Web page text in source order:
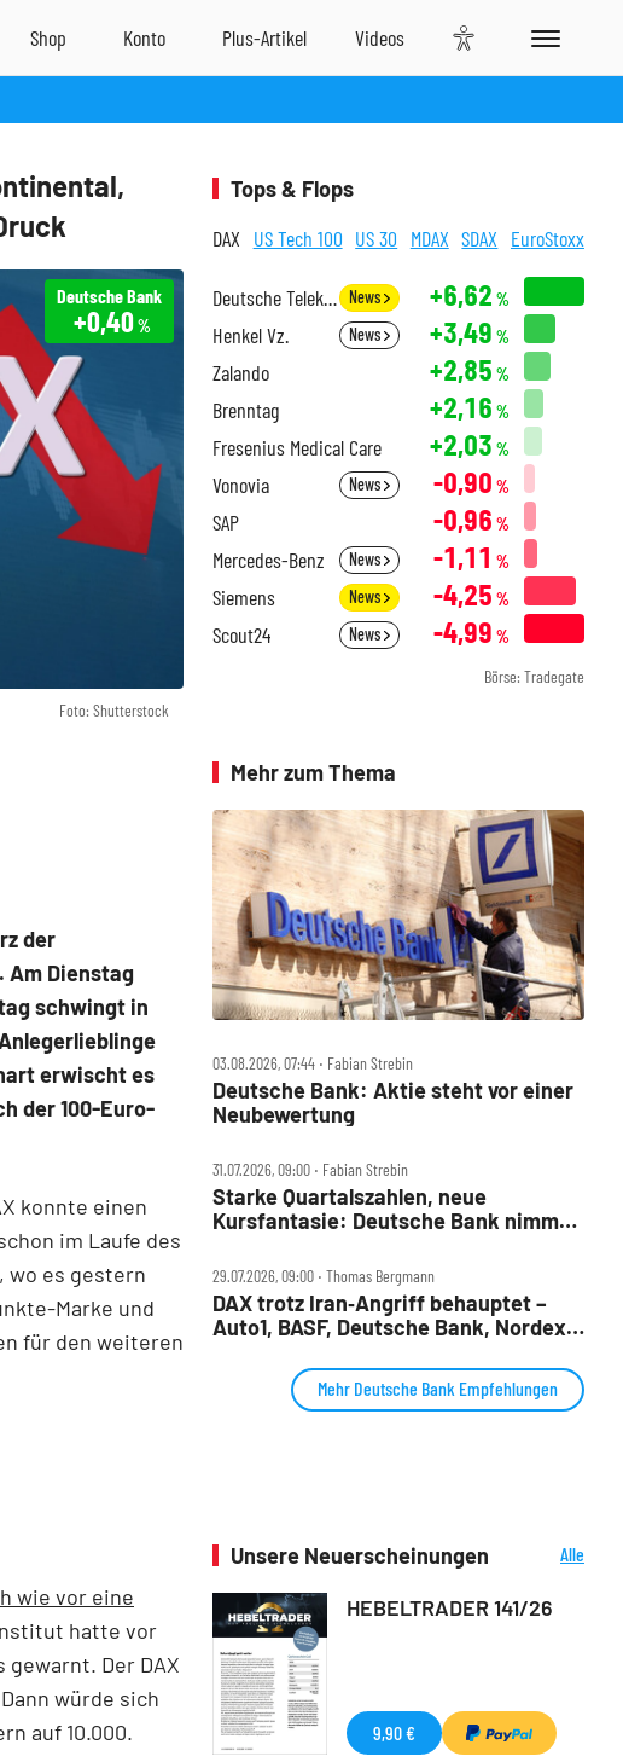
Foto: Shutterstock
Deutsche Bank
+0,40 %
der
Am Dienstag
schwingt in
erwischt es
der 100-Euro-
konnte einen
im Laufe des
wo es gestern
Marke und
für den weiteren
wie vor eine
hatte vor
Der DAX
würde sich
auf 10.000.
Tops & Flops
DAX US Tech 100 US 30 MDAX SDAX EuroStoxx
Deutsche Telekom News +6,62 %
Henkel Vz. News +3,49 %
Zalando +2,85 %
Brenntag +2,16 %
Fresenius Medical Care +2,03 %
Vonovia News -0,90 %
SAP -0,96 %
Mercedes-Benz News -1,11 %
Siemens News -4,25 %
Scout24 News -4,99 %
Börse: Tradegate
Mehr zum Thema
03.08.2026, 07:44 ‧ Fabian Strebin
Deutsche Bank: Aktie steht vor einer
Neubewertung
31.07.2026, 09:00 ‧ Fabian Strebin
Starke Quartalszahlen, neue
Kursfantasie: Deutsche Bank nimmt
29.07.2026, 09:00 ‧ Thomas Bergmann
DAX trotz Iran‑Angriff behauptet –
Auto1, BASF, Deutsche Bank, Nordex,
Mehr Deutsche Bank Empfehlungen
Unsere Neuerscheinungen
Alle
HEBELTRADER 141/26
9,90 €